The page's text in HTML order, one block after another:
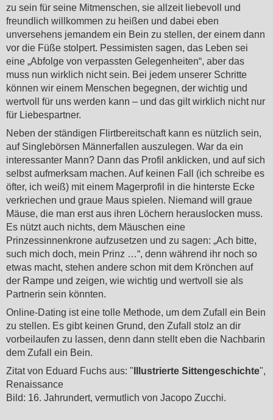
zu sein für seine Mitmenschen, sie allzeit liebevoll und
freundlich willkommen zu heißen und dabei eben
unversehens jemandem ein Bein zu stellen, der einem dann
vor die Füße stolpert. Pessimisten sagen, das Leben sei
eine „Abfolge von verpassten Gelegenheiten“, aber das
muss nun wirklich nicht sein. Bei jedem unserer Schritte
können wir einem Menschen begegnen, der wichtig und
wertvoll für uns werden kann – und das gilt wirklich nicht nur
für Liebespartner.
Neben der ständigen Flirtbereitschaft kann es nützlich sein,
auf Singlebörsen Männerfallen auszulegen. War da ein
interessanter Mann? Dann das Profil anklicken, und auf sich
selbst aufmerksam machen. Auf keinen Fall (ich schreibe es
öfter, ich weiß) mit einem Magerprofil in die hinterste Ecke
verkriechen und graue Maus spielen. Niemand will graue
Mäuse, die man erst aus ihren Löchern herauslocken muss.
Es nützt auch nichts, dem Mäuschen eine
Prinzessinnenkrone aufzusetzen und zu sagen: „Ach bitte,
such mich doch, mein Prinz …“, denn während ihr noch so
etwas macht, stehen andere schon mit dem Krönchen auf
der Rampe und zeigen, wie wichtig und wertvoll sie als
Partnerin sein könnten.
Online-Dating ist eine tolle Methode, um dem Zufall ein Bein
zu stellen. Es gibt keinen Grund, den Zufall stolz an dir
vorbeilaufen zu lassen, denn dann stellt eben die Nachbarin
dem Zufall ein Bein.
Zitat von Eduard Fuchs aus: " Illustrierte Sittengeschichte",
Renaissance
Bild: 16. Jahrundert, vermutlich von Jacopo Zucchi.